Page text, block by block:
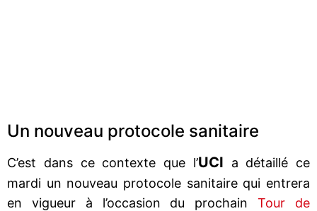
Un nouveau protocole sanitaire
C’est dans ce contexte que l’UCI a détaillé ce
mardi un nouveau protocole sanitaire qui entrera
en vigueur à l’occasion du prochainTour de